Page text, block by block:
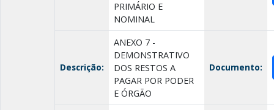
PRIMÁRIO E
NOMINAL
Descrição:
ANEXO 7 -
DEMONSTRATIVO
DOS RESTOS A
PAGAR POR PODER
E ÓRGÃO
Documento: